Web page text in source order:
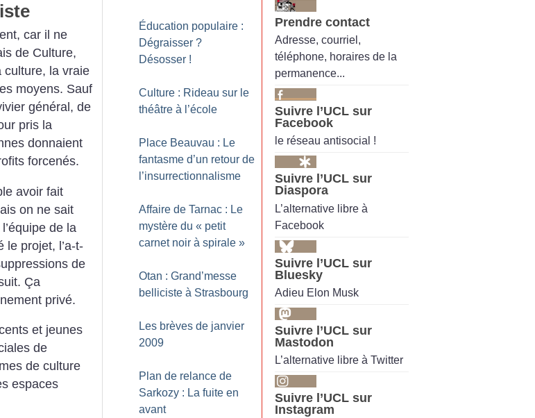
car il ne
de Culture,
culture, la vraie
moyens. Sauf
général, de
pris la
donnaient
forcenés.
avoir fait
on ne sait
de la
le projet, l’a-t-
de
Ça
privé.
et jeunes
de
de culture
espaces
Éducation populaire :
Dégraisser ?
Désosser !
Culture : Rideau sur le
théâtre à l’école
Place Beauvau : Le
fantasme d’un retour de
l’insurrectionnalisme
Affaire de Tarnac : Le
mystère du « petit
carnet noir à spirale »
Otan : Grand’messe
belliciste à Strasbourg
Les brèves de janvier
2009
Plan de relance de
Sarkozy : La fuite en
avant
Prendre contact
Adresse, courriel,
téléphone, horaires de la
permanence...
Suivre l’UCL sur
Facebook
le réseau antisocial !
Suivre l’UCL sur
Diaspora
L’alternative libre à
Facebook
Suivre l’UCL sur
Bluesky
Adieu Elon Musk
Suivre l’UCL sur
Mastodon
L’alternative libre à Twitter
Suivre l’UCL sur
Instagram